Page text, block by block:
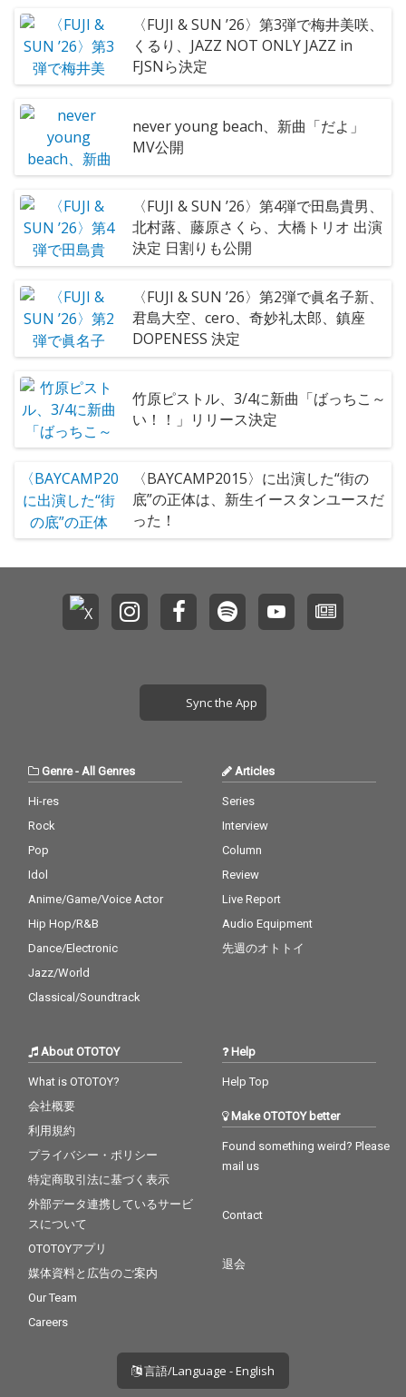
〈FUJI & SUN ’26〉第3弾で梅井美咲、
くるり、JAZZ NOT ONLY JAZZ in
FJSNら決定
never young beach、新曲「だよ」
MV公開
〈FUJI & SUN ’26〉第4弾で田島貴男、
北村蕗、藤原さくら、大橋トリオ 出演
決定 日割りも公開
〈FUJI & SUN ’26〉第2弾で眞名子新、
君島大空、cero、奇妙礼太郎、鎮座
DOPENESS 決定
竹原ピストル、3/4に新曲「ばっちこ～
い！！」リリース決定
〈BAYCAMP2015〉に出演した“街の
底”の正体は、新生イースタンユースだ
った！
Sync the App
Genre- All Genres
Hi-res
Rock
Pop
Idol
Anime/Game/Voice Actor
Hip Hop/R&B
Dance/Electronic
Jazz/World
Classical/Soundtrack
Articles
Series
Interview
Column
Review
Live Report
Audio Equipment
先週のオトトイ
About OTOTOY
What is OTOTOY?
会社概要
利用規約
プライバシー・ポリシー
特定商取引法に基づく表示
外部データ連携しているサービ
スについて
OTOTOYアプリ
媒体資料と広告のご案内
Our Team
Careers
Help
Help Top
Make OTOTOY better
Found something weird? Please
mail us
Contact
退会
言語/Language - English